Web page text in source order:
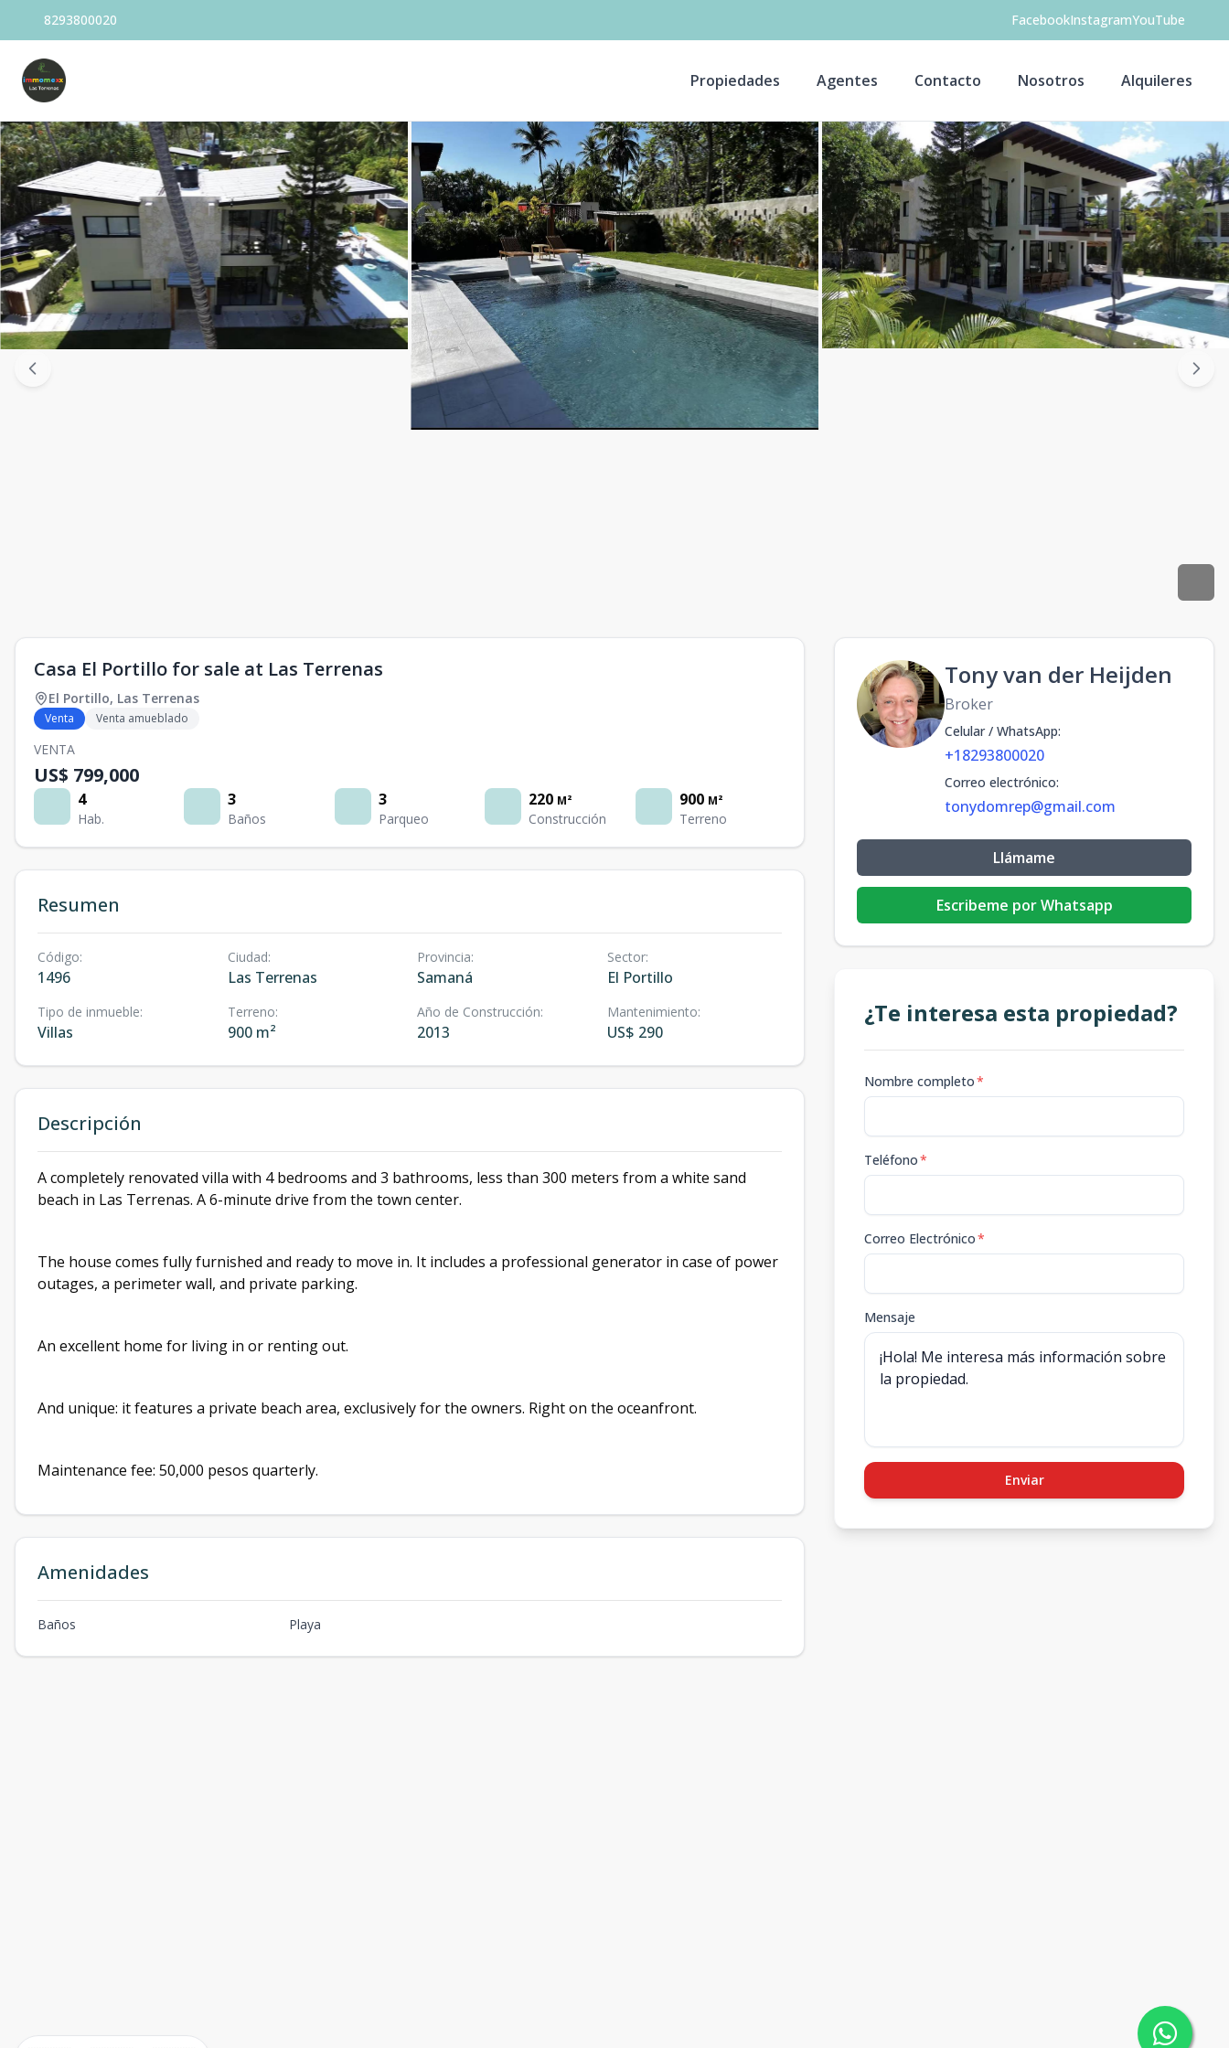
8293800020 FacebookInstagramYouTube
Propiedades Agentes Contacto Nosotros Alquileres
Casa El Portillo for sale at Las Terrenas
El Portillo, Las Terrenas
Venta Venta amueblado
VENTA
US$ 799,000
4
Hab.
3
Baños
3
Parqueo
220 M²
Construcción
900 M²
Terreno
Resumen
Código:
1496
Ciudad:
Las Terrenas
Provincia:
Samaná
Sector:
El Portillo
Tipo de inmueble:
Villas
Terreno:
900 m²
Año de Construcción:
2013
Mantenimiento:
US$ 290
Descripción
A completely renovated villa with 4 bedrooms and 3 bathrooms, less than 300 meters from a white sand
beach in Las Terrenas. A 6-minute drive from the town center.
The house comes fully furnished and ready to move in. It includes a professional generator in case of power
outages, a perimeter wall, and private parking.
An excellent home for living in or renting out.
And unique: it features a private beach area, exclusively for the owners. Right on the oceanfront.
Maintenance fee: 50,000 pesos quarterly.
Amenidades
Baños Playa
Tony van der Heijden
Broker
Celular / WhatsApp:
+18293800020
Correo electrónico:
tonydomrep@gmail.com
Llámame
Escribeme por Whatsapp
¿Te interesa esta propiedad?
Nombre completo*
Teléfono*
Correo Electrónico*
Mensaje
Enviar